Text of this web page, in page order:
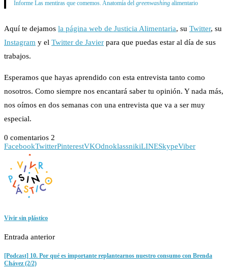
Informe Las mentiras que comemos. Anatomía del greenwashingalimentario
Aquí te dejamos la página web de Justicia Alimentaria, su Twitter, su
Instagram y el Twitter de Javier para que puedas estar al día de sus
trabajos.
Esperamos que hayas aprendido con esta entrevista tanto como
nosotros. Como siempre nos encantará saber tu opinión. Y nada más,
nos oímos en dos semanas con una entrevista que va a ser muy
especial.
0 comentarios 2
FacebookTwitterPinterestVKOdnoklassnikiLINESkypeViber
Vivir sin plástico
Entrada anterior
[Podcast] 10. Por qué es importante replantearnos nuestro consumo con Brenda
Chávez (2/2)